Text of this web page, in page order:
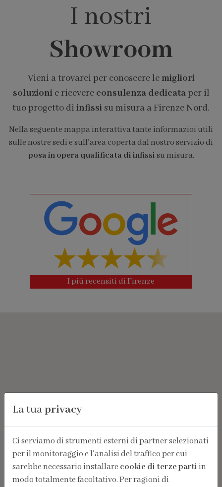
I nostri
Showroom
Vieni a trovarci per conoscere le migliori
soluzionie ricevere consulenza dedicataper il
tuo progetto di infissi su misura a Firenze Nord.
Nella seguente mappa interattiva tante informazioi utili
sulle nostre sedi e sull'area coperta dal nostro servizio di
posa in opera qualificata di infissisu misura.
I più recensiti di Firenze
La tuaprivacy
Ci serviamo di strumenti esterni di partner selezionati
per il monitoraggio e l'analisi del traffico per cui
sarebbe necessario installare cookie di terze partiin
modo totalmente facoltativo. Per ragioni di